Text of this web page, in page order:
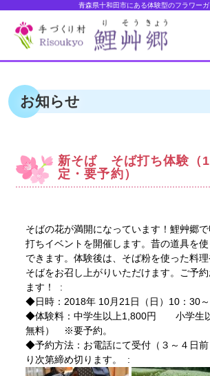
青森県十和田市にある体験型のフラワー
お知らせ
新そば そば打ち体験（
定・要予約）
そばの花が満開になっています！鯉艸郷
打ちイベントを開催します。昔の道具を
できます。体験後は、そば粉を使った料
そばをお召し上がりいただけます。ご予
ます！
◆日時：2018年 10月21日（日）10：30
◆体験料：中学生以上1,800円 小学生
無料） ※要予約。
◆予約方法：お電話にて受付（３～４日
り次第締め切ります。